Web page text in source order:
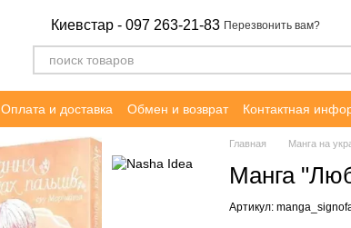
Киевстар - 097 263-21-83 Перезвонить вам?
Оплата и доставка Обмен и возврат Контактная
Главная Манга на
Манга
Артикул: